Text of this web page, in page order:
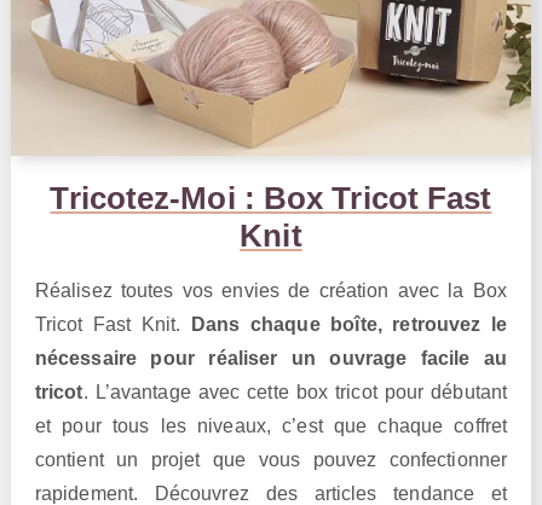
Tricotez-Moi : Box Tricot Fast
Knit
Réalisez toutes vos envies de création avec la Box
Tricot Fast Knit.
Dans chaque boîte, retrouvez le
nécessaire pour réaliser un ouvrage facile au
tricot. L’avantage avec cette box tricot pour débutant
et pour tous les niveaux, c’est que chaque coffret
contient un projet que vous pouvez confectionner
rapidement. Découvrez des articles tendance et